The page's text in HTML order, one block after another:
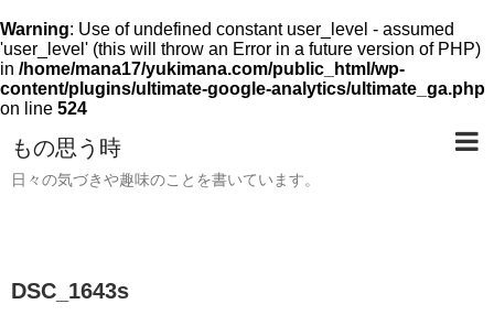
Warning: Use of undefined constant user_level - assumed
'user_level' (this will throw an Error in a future version of PHP)
in /home/mana17/yukimana.com/public_html/wp-
content/plugins/ultimate-google-analytics/ultimate_ga.php
on line 524
もの思う時
日々の気づきや趣味のことを書いています。
DSC_1643s